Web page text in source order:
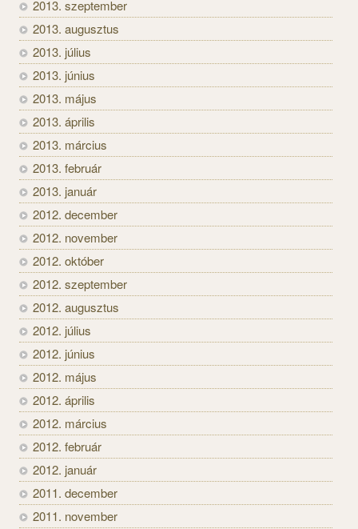
2013. szeptember
2013. augusztus
2013. július
2013. június
2013. május
2013. április
2013. március
2013. február
2013. január
2012. december
2012. november
2012. október
2012. szeptember
2012. augusztus
2012. július
2012. június
2012. május
2012. április
2012. március
2012. február
2012. január
2011. december
2011. november